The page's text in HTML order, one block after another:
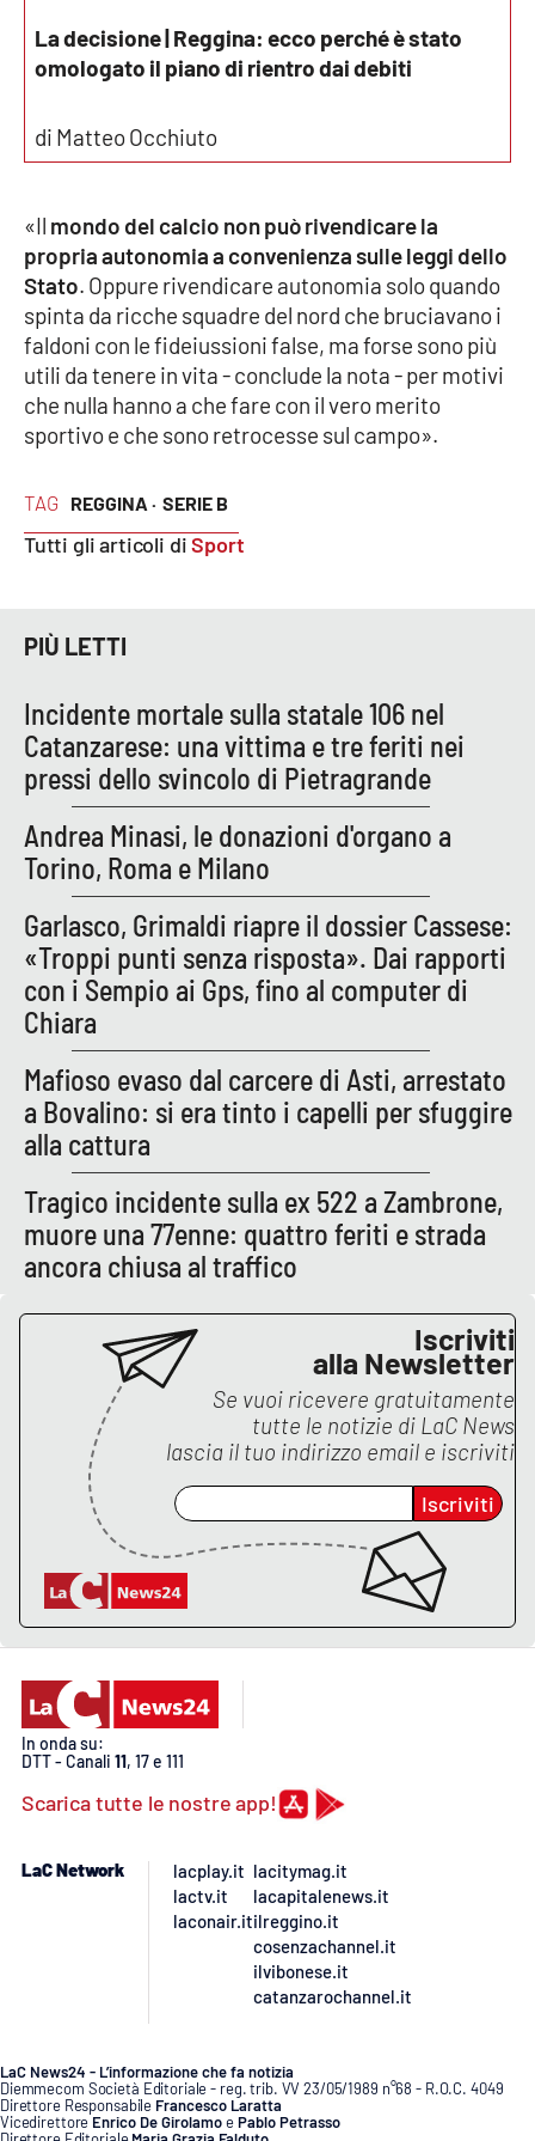
TAG REGGINA · SERIE B
Tutti gli articoli diSport
La decisione | Reggina: ecco perché è stato
omologato il piano di rientro dai debiti
di Matteo Occhiuto
«Il mondo del calcio non può rivendicare la
propria autonomia a convenienza sulle leggi dello
Stato. Oppure rivendicare autonomia solo quando
spinta da ricche squadre del nord che bruciavano i
faldoni con le fideiussioni false, ma forse sono più
utili da tenere in vita - conclude la nota - per motivi
che nulla hanno a che fare con il vero merito
sportivo e che sono retrocesse sul campo».
PIÙ LETTI
Incidente mortale sulla statale 106 nel
Catanzarese: una vittima e tre feriti nei
pressi dello svincolo di Pietragrande
Andrea Minasi, le donazioni d'organo a
Torino, Roma e Milano
Garlasco, Grimaldi riapre il dossier Cassese:
«Troppi punti senza risposta». Dai rapporti
con i Sempio ai Gps, fino al computer di
Chiara
Mafioso evaso dal carcere di Asti, arrestato
a Bovalino: si era tinto i capelli per sfuggire
alla cattura
Tragico incidente sulla ex 522 a Zambrone,
muore una 77enne: quattro feriti e strada
ancora chiusa al traffico
Iscriviti
alla Newsletter
Se vuoi ricevere gratuitamente
tutte le notizie di LaC News
lascia il tuo indirizzo email e iscriviti
Iscriviti
In onda su:
DTT - Canali 11, 17 e 111
Scarica tutte le nostre app!
LaC Network
lacplay.it
lactv.it
laconair.it
lacitymag.it
lacapitalenews.it
ilreggino.it
cosenzachannel.it
ilvibonese.it
catanzarochannel.it
LaC News24 - L’informazione che fa notizia
Diemmecom Società Editoriale - reg. trib. VV 23/05/1989 n°68 - R.O.C. 4049
Direttore Responsabile Francesco Laratta
Vicedirettore Enrico De GirolamoePablo Petrasso